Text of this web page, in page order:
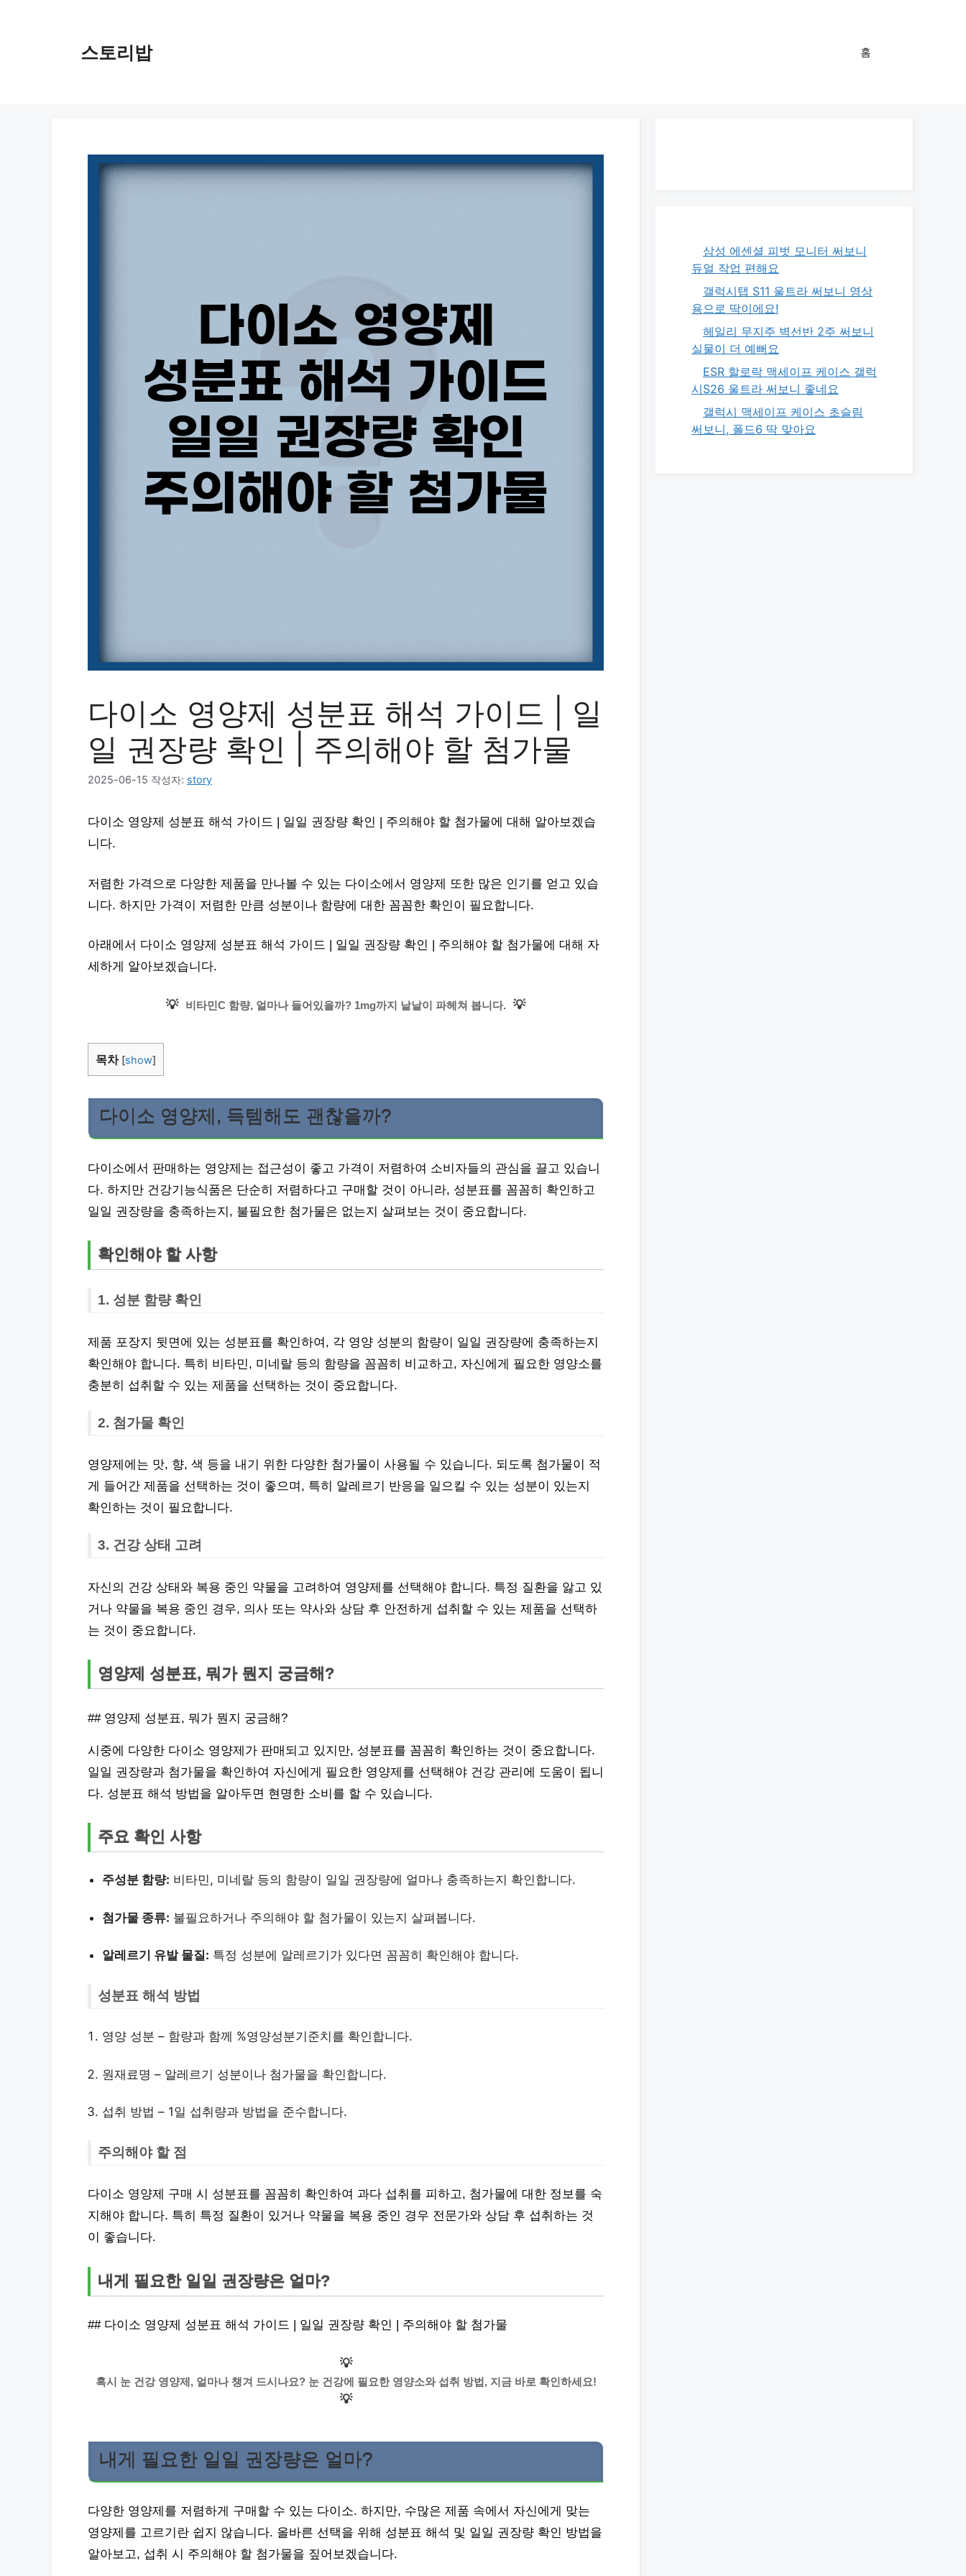
스토리밥 홈
다이소 영양제 성분표 해석 가이드 | 일
일 권장량 확인 | 주의해야 할 첨가물
2025-06-15 작성자: story
다이소 영양제 성분표 해석 가이드 | 일일 권장량 확인 | 주의해야 할 첨가물에 대해 알아보겠습
니다.
저렴한 가격으로 다양한 제품을 만나볼 수 있는 다이소에서 영양제 또한 많은 인기를 얻고 있습
니다. 하지만 가격이 저렴한 만큼 성분이나 함량에 대한 꼼꼼한 확인이 필요합니다.
아래에서 다이소 영양제 성분표 해석 가이드 | 일일 권장량 확인 | 주의해야 할 첨가물에 대해 자
세하게 알아보겠습니다.
💡 비타민C 함량, 얼마나 들어있을까? 1mg까지 낱낱이 파헤쳐 봅니다. 💡
목차 [show]
다이소 영양제, 득템해도 괜찮을까?
다이소에서 판매하는 영양제는 접근성이 좋고 가격이 저렴하여 소비자들의 관심을 끌고 있습니
다. 하지만 건강기능식품은 단순히 저렴하다고 구매할 것이 아니라, 성분표를 꼼꼼히 확인하고
일일 권장량을 충족하는지, 불필요한 첨가물은 없는지 살펴보는 것이 중요합니다.
확인해야 할 사항
1. 성분 함량 확인
제품 포장지 뒷면에 있는 성분표를 확인하여, 각 영양 성분의 함량이 일일 권장량에 충족하는지
확인해야 합니다. 특히 비타민, 미네랄 등의 함량을 꼼꼼히 비교하고, 자신에게 필요한 영양소를
충분히 섭취할 수 있는 제품을 선택하는 것이 중요합니다.
2. 첨가물 확인
영양제에는 맛, 향, 색 등을 내기 위한 다양한 첨가물이 사용될 수 있습니다. 되도록 첨가물이 적
게 들어간 제품을 선택하는 것이 좋으며, 특히 알레르기 반응을 일으킬 수 있는 성분이 있는지
확인하는 것이 필요합니다.
3. 건강 상태 고려
자신의 건강 상태와 복용 중인 약물을 고려하여 영양제를 선택해야 합니다. 특정 질환을 앓고 있
거나 약물을 복용 중인 경우, 의사 또는 약사와 상담 후 안전하게 섭취할 수 있는 제품을 선택하
는 것이 중요합니다.
영양제 성분표, 뭐가 뭔지 궁금해?
## 영양제 성분표, 뭐가 뭔지 궁금해?
시중에 다양한 다이소 영양제가 판매되고 있지만, 성분표를 꼼꼼히 확인하는 것이 중요합니다.
일일 권장량과 첨가물을 확인하여 자신에게 필요한 영양제를 선택해야 건강 관리에 도움이 됩니
다. 성분표 해석 방법을 알아두면 현명한 소비를 할 수 있습니다.
주요 확인 사항
주성분 함량: 비타민, 미네랄 등의 함량이 일일 권장량에 얼마나 충족하는지 확인합니다.
첨가물 종류: 불필요하거나 주의해야 할 첨가물이 있는지 살펴봅니다.
알레르기 유발 물질: 특정 성분에 알레르기가 있다면 꼼꼼히 확인해야 합니다.
성분표 해석 방법
영양 성분 – 함량과 함께 %영양성분기준치를 확인합니다.
원재료명 – 알레르기 성분이나 첨가물을 확인합니다.
섭취 방법 – 1일 섭취량과 방법을 준수합니다.
주의해야 할 점
다이소 영양제 구매 시 성분표를 꼼꼼히 확인하여 과다 섭취를 피하고, 첨가물에 대한 정보를 숙
지해야 합니다. 특히 특정 질환이 있거나 약물을 복용 중인 경우 전문가와 상담 후 섭취하는 것
이 좋습니다.
내게 필요한 일일 권장량은 얼마?
## 다이소 영양제 성분표 해석 가이드 | 일일 권장량 확인 | 주의해야 할 첨가물
💡
혹시 눈 건강 영양제, 얼마나 챙겨 드시나요? 눈 건강에 필요한 영양소와 섭취 방법, 지금 바로 확인하세요!
💡
내게 필요한 일일 권장량은 얼마?
다양한 영양제를 저렴하게 구매할 수 있는 다이소. 하지만, 수많은 제품 속에서 자신에게 맞는
영양제를 고르기란 쉽지 않습니다. 올바른 선택을 위해 성분표 해석 및 일일 권장량 확인 방법을
알아보고, 섭취 시 주의해야 할 첨가물을 짚어보겠습니다.
삼성 에센셜 피벗 모니터 써보니
듀얼 작업 편해요
갤럭시탭 S11 울트라 써보니 영상
용으로 딱이에요!
헤일리 무지주 벽선반 2주 써보니
실물이 더 예뻐요
ESR 할로락 맥세이프 케이스 갤럭
시S26 울트라 써보니 좋네요
갤럭시 맥세이프 케이스 초슬림
써보니, 폴드6 딱 맞아요